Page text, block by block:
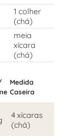
1 colher
(chá)
meia
xícara
(chá)
Medida
Caseira
4 xícaras
(chá)